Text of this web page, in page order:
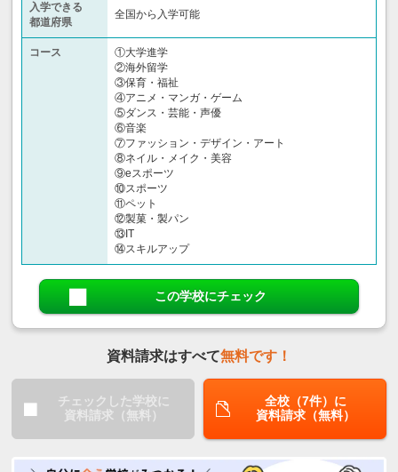
入学できる
都道府県
全国から入学可能
コース
①大学進学
②海外留学
③保育・福祉
④アニメ・マンガ・ゲーム
⑤ダンス・芸能・声優
⑥音楽
⑦ファッション・デザイン・アート
⑧ネイル・メイク・美容
⑨eスポーツ
⑩スポーツ
⑪ペット
⑫製菓・製パン
⑬IT
⑭スキルアップ
この学校にチェック
資料請求はすべて無料です！
チェックした学校に
資料請求（無料）
全校（7件）に
資料請求（無料）